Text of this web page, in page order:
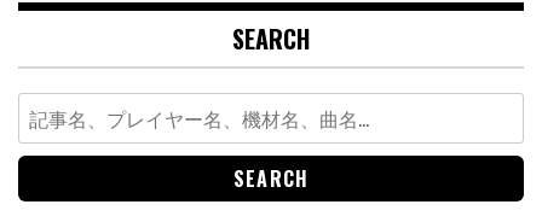
SEARCH
Search
for: